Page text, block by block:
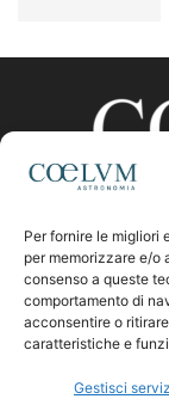
Per fornire le migliori
per memorizzare e/o
consenso a queste
comportamento di
acconsentire o
caratteristiche e
Gestisci